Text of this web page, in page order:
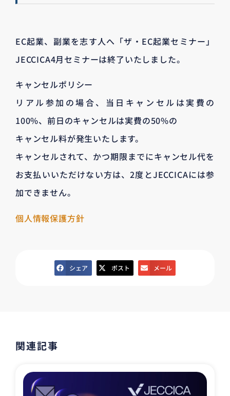
EC起業、副業を志す人へ「ザ・EC起業セミナー」
JECCICA4月セミナーは終了いたしました。
キャンセルポリシー
リアル参加の場合、当日キャンセルは実費の
100%、前日のキャンセルは実費の50%の
キャンセル料が発生いたします。
キャンセルされて、かつ期限までにキャンセル代を
お支払いいただけない方は、2度とJECCICAには参
加できません。
個人情報保護方針
シェア ポスト メール
関連記事